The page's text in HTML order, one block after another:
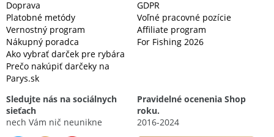
Doprava
Platobné metódy
Vernostný program
Nákupný poradca
Ako vybrať darček pre rybára
Prečo nakúpiť darčeky na
Parys.sk
GDPR
Voľné pracovné pozície
Affiliate program
For Fishing 2026
Sledujte nás na sociálnych
sieťach
nech Vám nič neunikne
Pravidelné ocenenia Shop
roku.
2016-2024